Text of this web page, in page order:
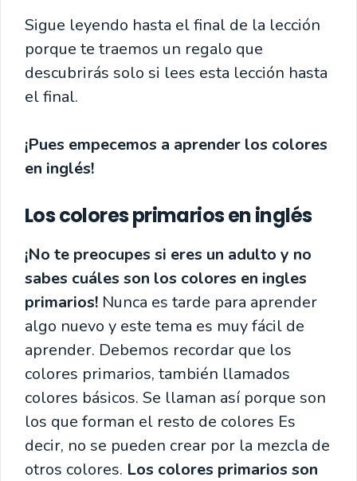
Sigue leyendo hasta el final de la lección
porque te traemos un regalo que
descubrirás solo si lees esta lección hasta
el final.
¡Pues empecemos a aprender los colores
en inglés!
Los colores primarios en inglés
¡No te preocupes si eres un adulto y no
sabes cuáles son los colores en ingles
primarios! Nunca es tarde para aprender
algo nuevo y este tema es muy fácil de
aprender. Debemos recordar que los
colores primarios, también llamados
colores básicos. Se llaman así porque son
los que forman el resto de colores Es
decir, no se pueden crear por la mezcla de
otros colores. Los colores primarios son